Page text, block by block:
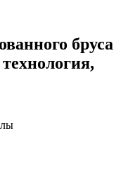
бруса